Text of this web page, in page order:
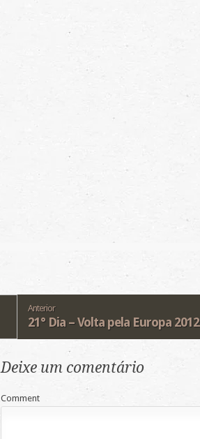
Anterior
21° Dia – Volta pela Europa 2012
Deixe um comentário
Comment